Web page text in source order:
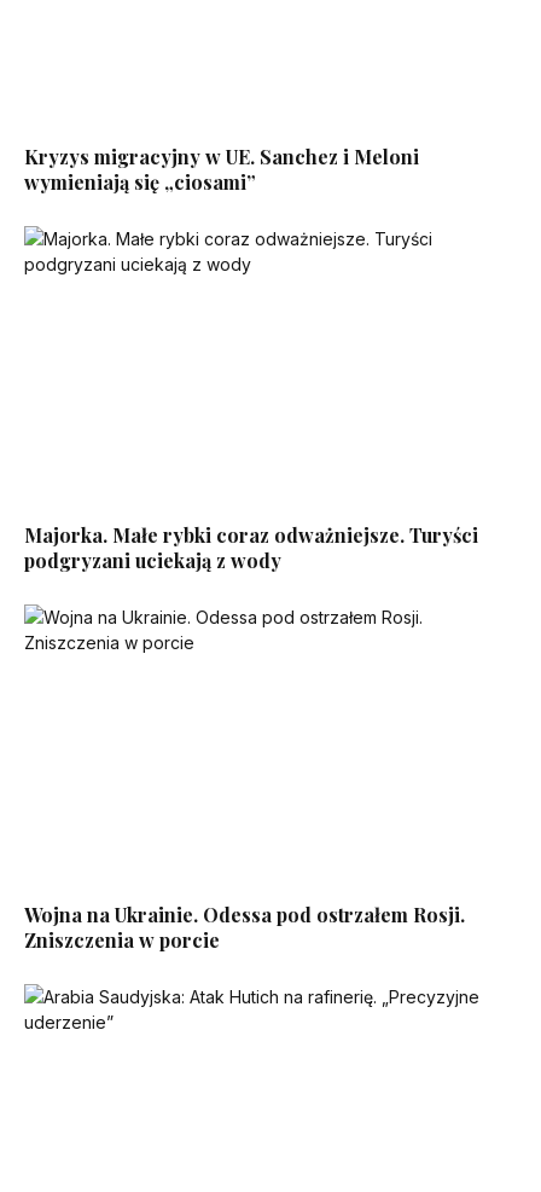
Kryzys migracyjny w UE. Sanchez i Meloni
wymieniają się „ciosami”
Majorka. Małe rybki coraz odważniejsze. Turyści
podgryzani uciekają z wody
Wojna na Ukrainie. Odessa pod ostrzałem Rosji.
Zniszczenia w porcie